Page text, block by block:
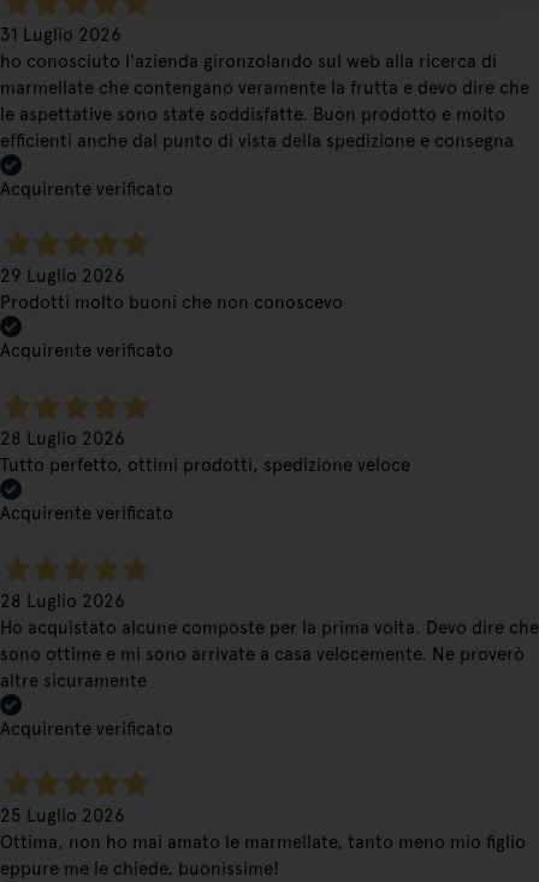
31 Luglio 2026
ho conosciuto l'azienda gironzolando sul web alla ricerca di
marmellate che contengano veramente la frutta e devo dire che
le aspettative sono state soddisfatte. Buon prodotto e molto
efficienti anche dal punto di vista della spedizione e consegna
Acquirente verificato
29 Luglio 2026
Prodotti molto buoni che non conoscevo
Acquirente verificato
28 Luglio 2026
Tutto perfetto, ottimi prodotti, spedizione veloce
Acquirente verificato
28 Luglio 2026
Ho acquistato alcune composte per la prima volta. Devo dire che
sono ottime e mi sono arrivate a casa velocemente. Ne proverò
altre sicuramente
Acquirente verificato
25 Luglio 2026
Ottima, non ho mai amato le marmellate, tanto meno mio figlio
eppure me le chiede, buonissime!